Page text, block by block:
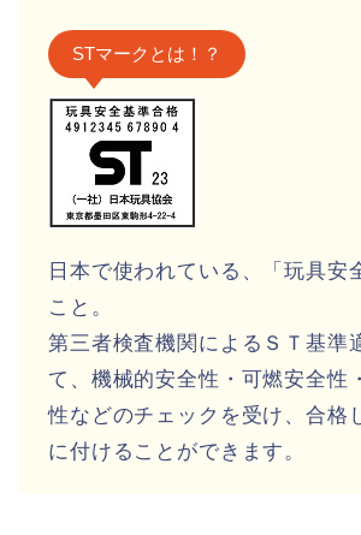
STマークとは！？
日本で使われている、「玩具安
こと。
第三者検査機関によるＳＴ基準
て、機械的安全性・可燃安全性
性などのチェックを受け、合格
に付けることができます。